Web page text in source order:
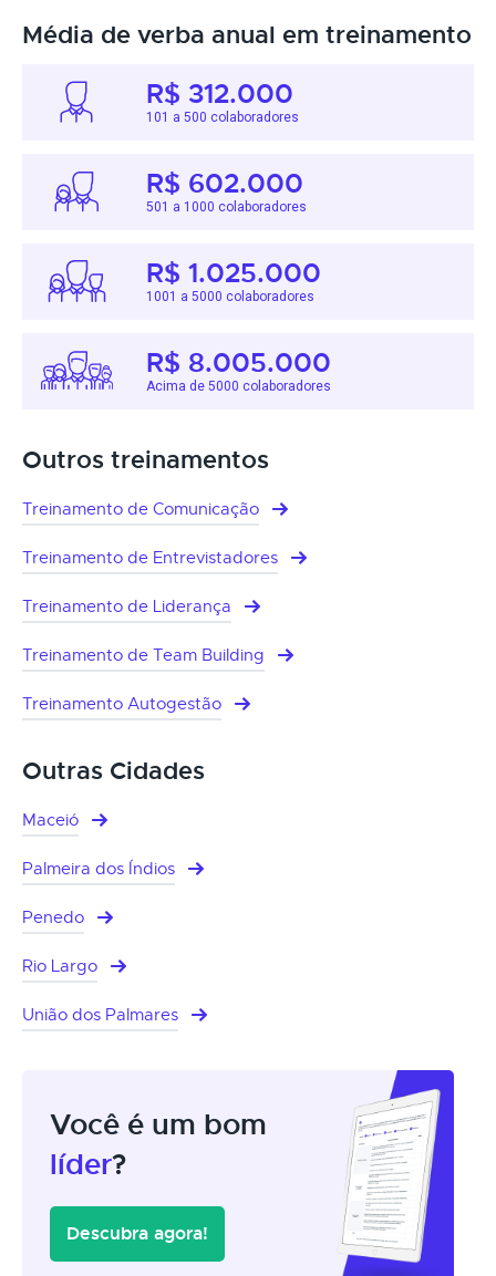
Média de verba anual em treinamento
R$ 312.000
101 a 500 colaboradores
R$ 602.000
501 a 1000 colaboradores
R$ 1.025.000
1001 a 5000 colaboradores
R$ 8.005.000
Acima de 5000 colaboradores
Outros treinamentos
Treinamento de Comunicação
Treinamento de Entrevistadores
Treinamento de Liderança
Treinamento de Team Building
Treinamento Autogestão
Outras Cidades
Maceió
Palmeira dos Índios
Penedo
Rio Largo
União dos Palmares
Você é um bom
líder?
Descubra agora!